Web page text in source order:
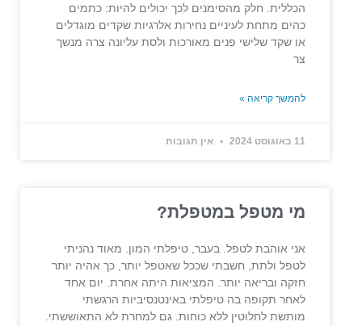
הכללית. חלק מהסימנים לכך יכולים להיות: כתמים
כהים מתחת לעיניים נחירות אלרגיות שקדים מוגדלים
או שקד שלישי פנים מאורכות ולסת עליונה צרה מנשך
צר
להמשך קריאה »
11 באוגוסט 2024 אין תגובות
מי מטפל במטפלת?
אני אוהבת לטפל. בעבר, טיפלתי המון. מאוד נהניתי
לטפל ולתת, חשבתי שככל שאטפל יותר, כך אהיה יותר
חזקה ובריאה יותר. המציאות היתה אחרת. יום אחד
לאחר תקופה בה טיפלתי באינטנסיביות הרגשתי
מותשת לחלוטין ללא כוחות. גם למחרת לא התאוששתי.